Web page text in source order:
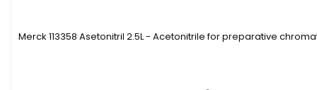
Merck 113358 Asetonitril 2.5L - Acetonitrile for preparative